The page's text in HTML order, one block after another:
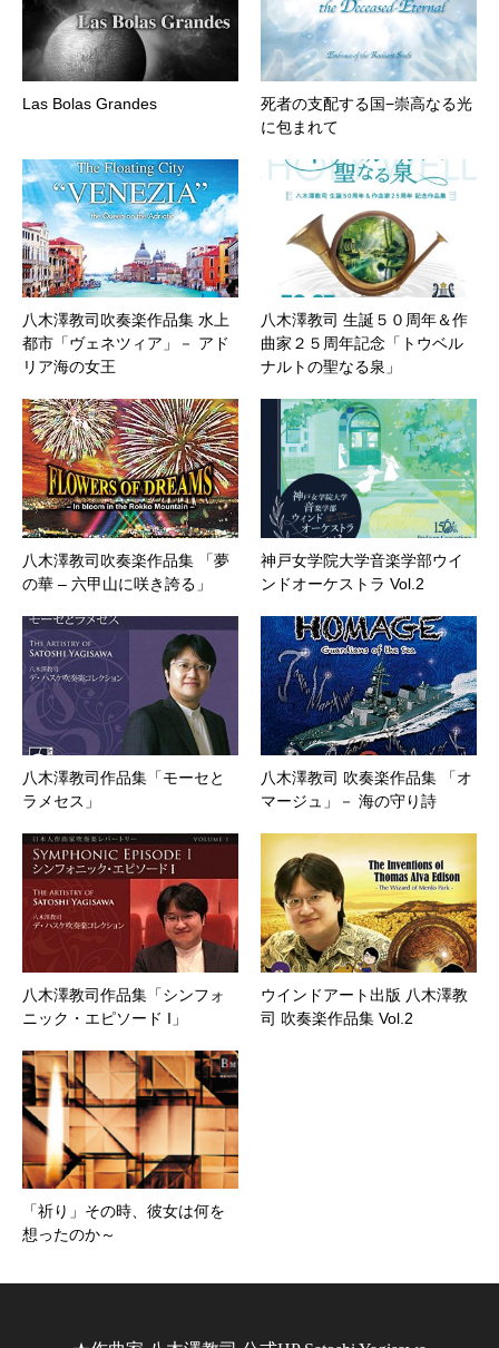
Las Bolas Grandes
死者の支配する国−崇高なる光
に包まれて
八木澤教司吹奏楽作品集 水上
都市「ヴェネツィア」－ アド
リア海の女王
八木澤教司 生誕５０周年＆作
曲家２５周年記念「トウベル
ナルトの聖なる泉」
八木澤教司吹奏楽作品集 「夢
の華 – 六甲山に咲き誇る」
神戸女学院大学音楽学部ウイ
ンドオーケストラ Vol.2
八木澤教司作品集「モーセと
ラメセス」
八木澤教司 吹奏楽作品集 「オ
マージュ」－ 海の守り詩
八木澤教司作品集「シンフォ
ニック・エピソード I」
ウインドアート出版 八木澤教
司 吹奏楽作品集 Vol.2
「祈り」その時、彼女は何を
想ったのか～